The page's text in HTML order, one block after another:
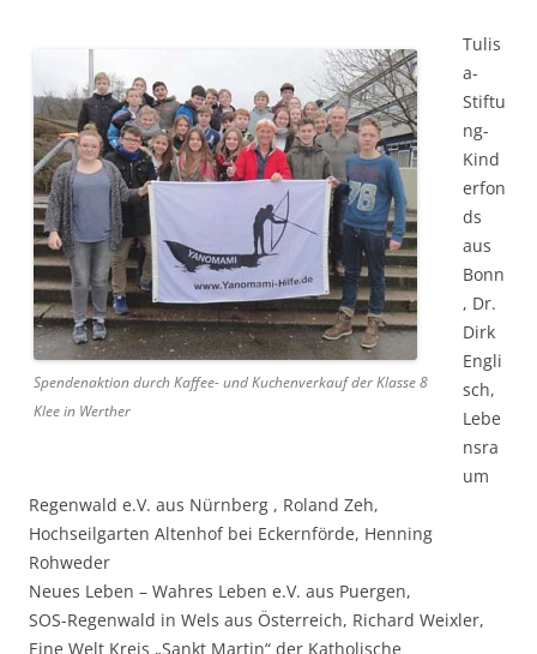
Spendenaktion durch Kaffee- und Kuchenverkauf der Klasse 8
Klee in Werther
Tulis
a-
Stiftu
ng-
Kind
erfon
ds
aus
Bonn
, Dr.
Dirk
Engli
sch,
Lebe
nsra
um
Regenwald e.V. aus Nürnberg , Roland Zeh,
Hochseilgarten Altenhof bei Eckernförde, Henning
Rohweder
Neues Leben – Wahres Leben e.V. aus Puergen,
SOS-Regenwald in Wels aus Österreich, Richard Weixler,
Eine Welt Kreis „Sankt Martin“ der Katholische